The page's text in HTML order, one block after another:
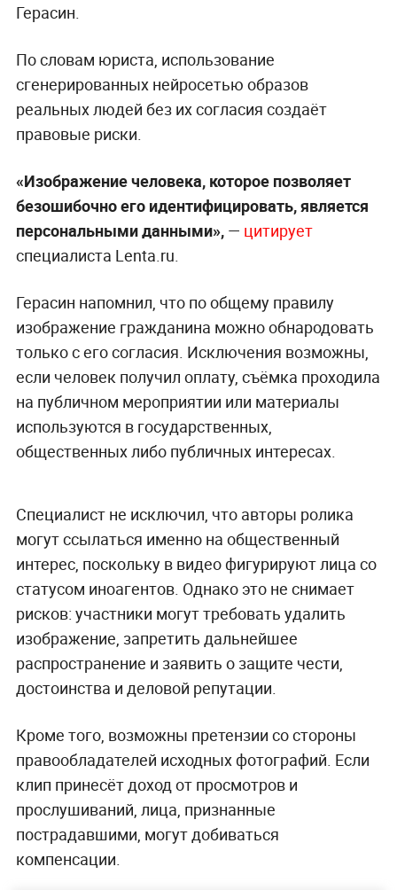
Герасин.
По словам юриста, использование
сгенерированных нейросетью образов
реальных людей без их согласия создаёт
правовые риски.
«Изображение человека, которое позволяет
безошибочно его идентифицировать, является
персональными данными», — цитирует
специалиста Lenta.ru.
Герасин напомнил, что по общему правилу
изображение гражданина можно обнародовать
только с его согласия. Исключения возможны,
если человек получил оплату, съёмка проходила
на публичном мероприятии или материалы
используются в государственных,
общественных либо публичных интересах.
Специалист не исключил, что авторы ролика
могут ссылаться именно на общественный
интерес, поскольку в видео фигурируют лица со
статусом иноагентов. Однако это не снимает
рисков: участники могут требовать удалить
изображение, запретить дальнейшее
распространение и заявить о защите чести,
достоинства и деловой репутации.
Кроме того, возможны претензии со стороны
правообладателей исходных фотографий. Если
клип принесёт доход от просмотров и
прослушиваний, лица, признанные
пострадавшими, могут добиваться
компенсации.